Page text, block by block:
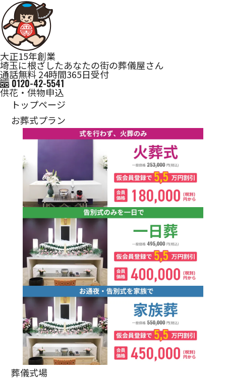
大正15年創業
埼玉に根ざしたあなたの街の葬儀屋さん
通話無料 24時間365日受付
0120-42-5541
供花・供物申込
トップページ
お葬式プラン
葬儀式場